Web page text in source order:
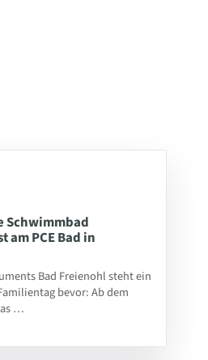
Schwimmbad
am PCE Bad in
Bad Freienohl steht ein
bevor: Ab dem
…